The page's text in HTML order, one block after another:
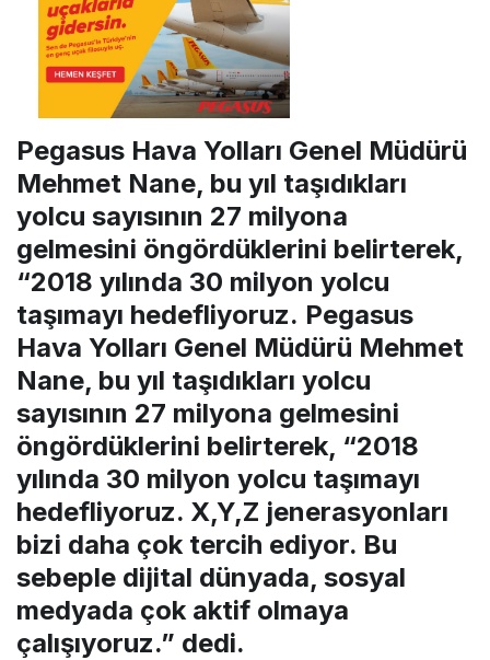
Pegasus Hava Yolları Genel Müdürü
Mehmet Nane, bu yıl taşıdıkları
yolcu sayısının 27 milyona
gelmesini öngördüklerini belirterek,
“2018 yılında 30 milyon yolcu
taşımayı hedefliyoruz. Pegasus
Hava Yolları Genel Müdürü Mehmet
Nane, bu yıl taşıdıkları yolcu
sayısının 27 milyona gelmesini
öngördüklerini belirterek, “2018
yılında 30 milyon yolcu taşımayı
hedefliyoruz. X,Y,Z jenerasyonları
bizi daha çok tercih ediyor. Bu
sebeple dijital dünyada, sosyal
medyada çok aktif olmaya
çalışıyoruz.” dedi.